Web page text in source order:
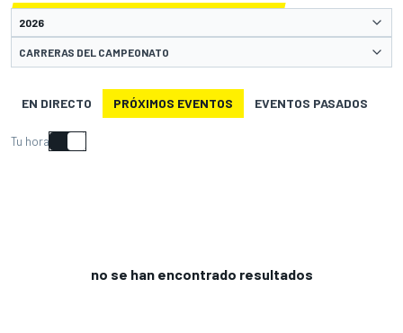
CARRERAS DEL CAMPEONATO
EN DIRECTO PRÓXIMOS EVENTOS EVENTOS PASADOS
Tu hora
no se han encontrado resultados